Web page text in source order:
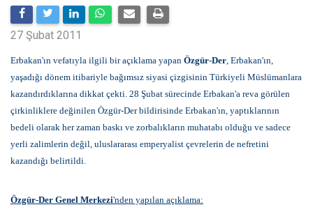
27 Şubat 2011
Erbakan'ın vefatıyla ilgili bir açıklama yapan Özgür-Der, Erbakan'ın,
yaşadığı dönem itibariyle bağımsız siyasi çizgisinin Türkiyeli Müslümanlara
kazandırdıklarına dikkat çekti. 28 Şubat sürecinde Erbakan'a reva görülen
çirkinliklere değinilen Özgür-Der bildirisinde Erbakan'ın, yaptıklarının
bedeli olarak her zaman baskı ve zorbalıkların muhatabı olduğu ve sadece
yerli zalimlerin değil, uluslararası emperyalist çevrelerin de nefretini
kazandığı belirtildi.
Özgür-Der Genel Merkezi'nden yapılan açıklama: